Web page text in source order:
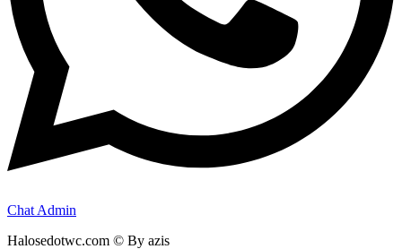
Chat Admin
Halosedotwc.com © By azis